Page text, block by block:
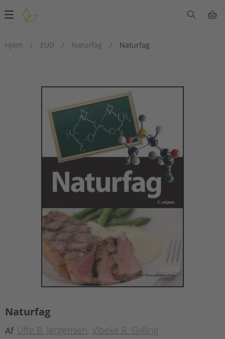
Main
Hjem
/ EUD / Naturfag / Naturfag
Naturfag
Af Uffe B. Jørgensen Vibeke R. Gylling